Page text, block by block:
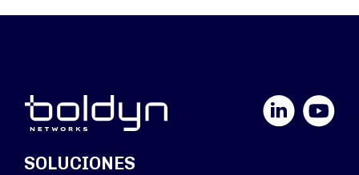
YouTube
SOLUCIONES